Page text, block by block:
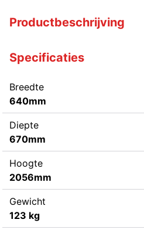
Productbeschrijving
Specificaties
Breedte
640mm
Diepte
670mm
Hoogte
2056mm
Gewicht
123 kg